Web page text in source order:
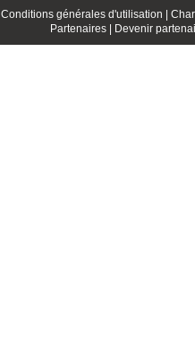
Conditions générales d'utilisation |
Partenaires |
Devenir